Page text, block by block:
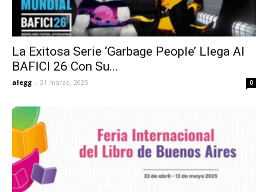
La Exitosa Serie ‘Garbage People’ Llega Al
BAFICI 26 Con Su...
alegg - 31 marzo, 2025 0